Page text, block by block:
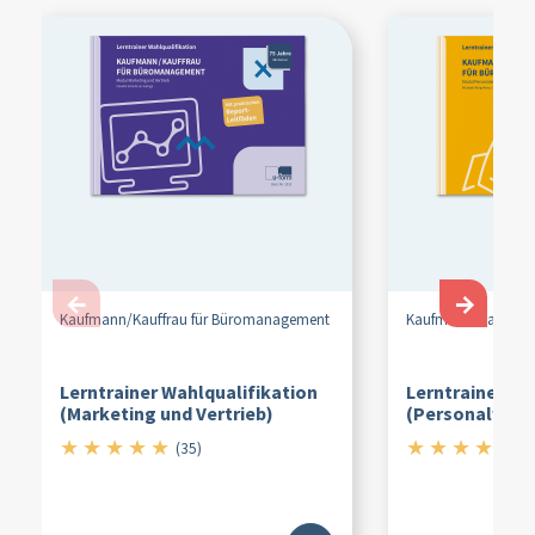
Kaufmann/Kauffrau für Büromanagement
Lerntrainer Wahlqualifikation
(Marketing und Vertrieb)
★ ★ ★ ★ ★5/5
(35)
Kaufmann/
Lerntrainer
★ ★ ★ ★
← →